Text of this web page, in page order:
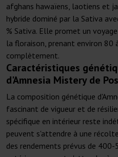
afghans hawaïens, laotiens et
hybride dominé par la Sativa
% Sativa. Elle promet un
la floraison, prenant environ 80
complètement.
Caractéristiques
d'Amnesia Mistery de
La composition génétique
fascinant de vigueur et de
spécifique en intérieur reste
peuvent s'attendre à une
des rendements prévus de